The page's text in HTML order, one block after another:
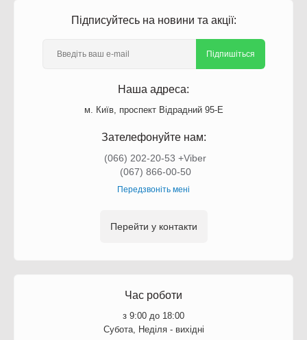
Підписуйтесь на новини та акції:
Підпишіться
Наша адреса:
м. Київ, проспект Відрадний 95-Е
Зателефонуйте нам:
(066) 202-20-53 +Viber
(067) 866-00-50
Передзвоніть мені
Перейти у контакти
Час роботи
з 9:00 до 18:00
Субота, Неділя - вихідні